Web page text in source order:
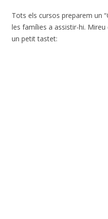
Tots els cursos preparem un
les famílies a assistir-hi.
un petit tastet: